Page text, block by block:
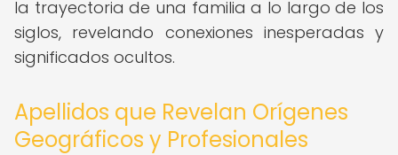
la trayectoria de una familia a lo largo de los
siglos, revelando conexiones inesperadas y
significados ocultos.
Apellidos que Revelan Orígenes
Geográficos y Profesionales